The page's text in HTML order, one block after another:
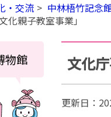
・交流 中林梧竹記念
化親子教室事業」
文化
更新日：
物館